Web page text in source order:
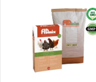
Nejprodávanější
Abecedně